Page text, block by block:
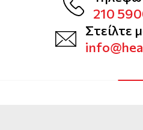
210
Στείλτε